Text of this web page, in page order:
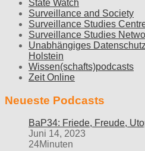
State Watch
Surveillance and Society
Surveillance Studies
Surveillance Studies
Unabhängiges
Holstein
Wissen(schafts)podcasts
Zeit Online
Neueste Podcasts
BaP34: Friede, Freude,
Juni 14, 2023
24Minuten